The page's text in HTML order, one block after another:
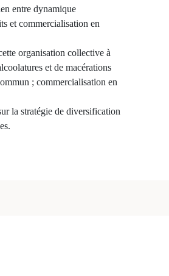
entre dynamique
et commercialisation en
organisation collective à
et de macérations
; commercialisation en
la stratégie de diversification